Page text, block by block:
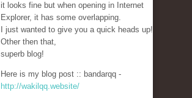
it looks fine but when opening in Internet
Explorer, it has some overlapping.
I just wanted to give you a quick heads up!
Other then that,
superb blog!
Here is my blog post :: bandarqq -
http://wakilqq.website/